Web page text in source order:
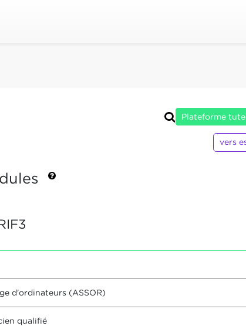
Plateforme
vers
d'ordinateurs (ASSOR)
qualifié